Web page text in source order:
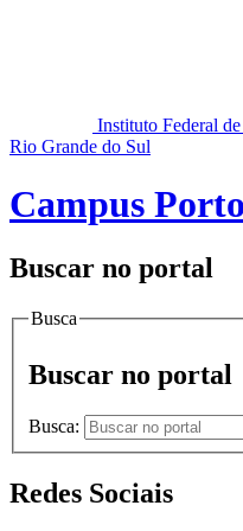
Instituto Federal
Rio Grande do Sul
Campus
Buscar no portal
Busca
Buscar no portal
Busca:
Redes Sociais